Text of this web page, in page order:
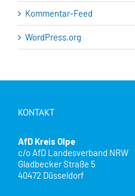
Kommentar-Feed
WordPress.org
KONTAKT
AfD Kreis Olpe
c/o AfD Landesverband NRW
Gladbecker Straße 5
40472 Düsseldorf